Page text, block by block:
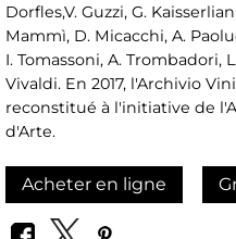
Dorfles,V. Guzzi, G.
Mammì, D. Micacchi, A.
I. Tomassoni, A. Trombadori,
Vivaldi. En 2017, l'Archivio
reconstitué à l'initiative de
d'Arte.
Acheter en ligne